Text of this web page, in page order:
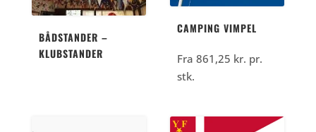
BÅDSTANDER –
KLUBSTANDER
CAMPING VIMPEL
Fra861,25 kr. pr.
stk.